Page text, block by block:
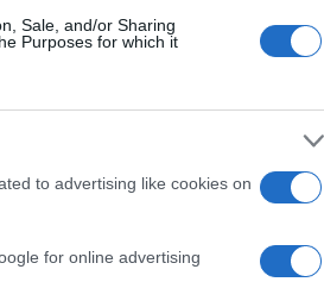
Sale, and/or Sharing
Purposes for which it
to advertising like cookies on
for online advertising
με τους
(24’, μπλόκαρε
να βρουν
Αυτό